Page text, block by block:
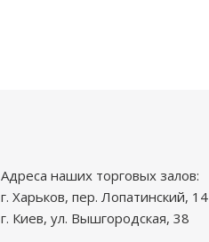
Адреса наших торговых залов:
г. Харьков, пер. Лопатинский, 14
г. Киев, ул. Вышгородская, 38